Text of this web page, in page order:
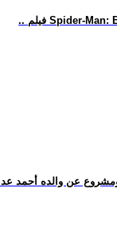
عن والده أحمد عد